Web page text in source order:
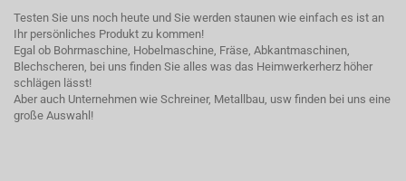
Testen Sie uns noch heute und Sie werden staunen wie einfach es ist an
Ihr persönliches Produkt zu kommen!
Egal ob Bohrmaschine, Hobelmaschine, Fräse, Abkantmaschinen,
Blechscheren, bei uns finden Sie alles was das Heimwerkerherz höher
schlägen lässt!
Aber auch Unternehmen wie Schreiner, Metallbau, usw finden bei uns eine
große Auswahl!